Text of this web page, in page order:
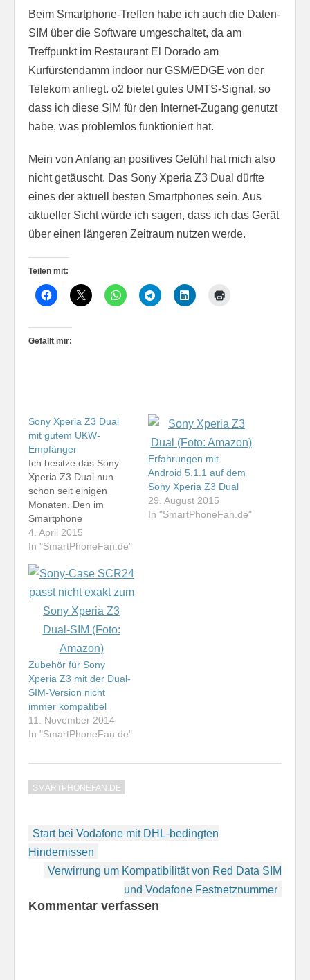
Beim Smartphone-Treffen habe ich auch die Daten-
SIM über die Software umgeschaltet, da am
Treffpunkt im Restaurant El Dorado am
Kurfürstendamm indoor nur GSM/EDGE von der
Telekom anliegt. o2 bietet gutes UMTS-Signal, so
dass ich diese SIM für den Internet-Zugang genutzt
habe, was problemlos funktioniert hat.
Mein von Anfang an positives Gefühl hat mich also
nicht getäuscht. Das Sony Xperia Z3 Dual dürfte
eines der aktuell besten Smartphones sein. Aus
aktueller Sicht würde ich sagen, dass ich das Gerät
über einen längeren Zeitraum nutzen werde.
Teilen mit:
Gefällt mir:
Sony Xperia Z3 Dual
mit gutem UKW-
Empfänger
Ich besitze das Sony
Xperia Z3 Dual nun
schon seit einigen
Monaten. Den im
Smartphone
integrierten UKW-
Empfänger habe ich bis
Wie ich heute feststelle,
ist dieser aber wirklich
sehr gut. Bei vielen
anderen Smartphones
ist mittlerweile gar kein
Radio-Empfänger mehr
integriert, bei anderen
Geräten taugt dieser
nur…
4. April 2015
In "SmartPhoneFan.de"
Erfahrungen mit
Android 5.1.1 auf dem
Sony Xperia Z3 Dual
29. August 2015
In "SmartPhoneFan.de"
Zubehör für Sony
Xperia Z3 mit der Dual-
SIM-Version nicht
immer kompatibel
11. November 2014
In "SmartPhoneFan.de"
SMARTPHONEFAN.DE
Beitragsnavigation
Start bei Vodafone mit DHL-bedingten
Hindernissen
Verwirrung um Kompatibilität von Red Data SIM
und Vodafone Festnetznummer
Kommentar verfassen